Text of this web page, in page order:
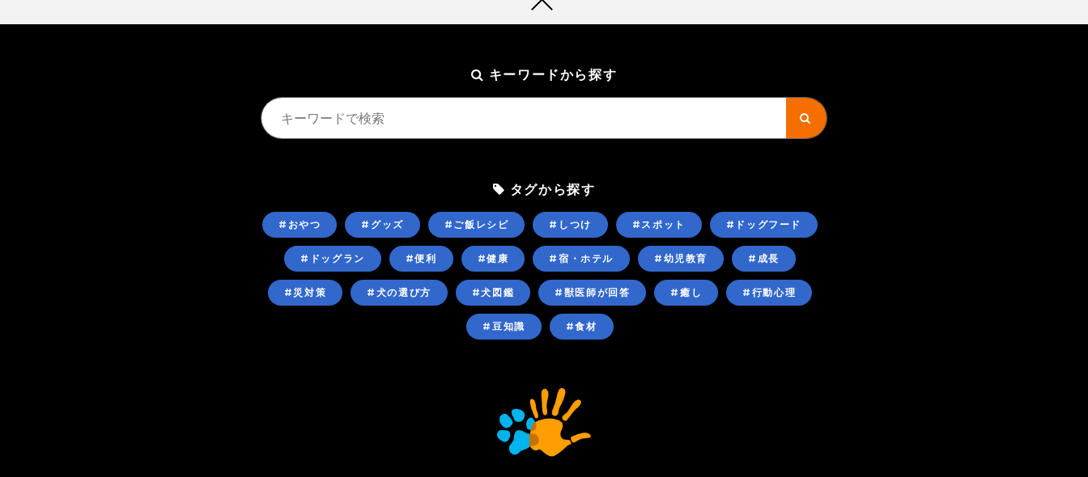
キーワードから探す
タグから探す
#おやつ #グッズ #ご飯レシピ #しつけ #スポット #ドッグフード
#ドッグラン #便利 #健康 #宿・ホテル #幼児教育 #成長
#災対策 #犬の選び方 #犬図鑑 #獣医師が回答 #癒し #行動心理
#豆知識 #食材